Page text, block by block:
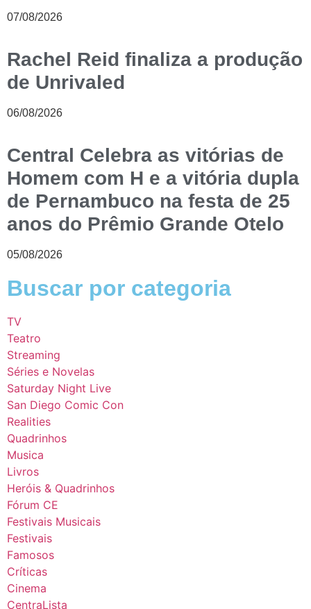
07/08/2026
Rachel Reid finaliza a produção
de Unrivaled
06/08/2026
Central Celebra as vitórias de
Homem com H e a vitória dupla
de Pernambuco na festa de 25
anos do Prêmio Grande Otelo
05/08/2026
Buscar por categoria
TV
Teatro
Streaming
Séries e Novelas
Saturday Night Live
San Diego Comic Con
Realities
Quadrinhos
Musica
Livros
Heróis & Quadrinhos
Fórum CE
Festivais Musicais
Festivais
Famosos
Críticas
Cinema
CentraLista